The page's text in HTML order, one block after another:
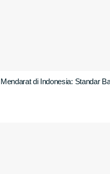
di Indonesia: Standar